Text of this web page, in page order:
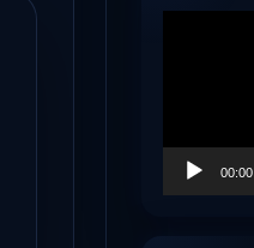
00:00